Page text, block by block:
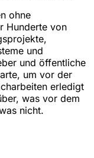
ohne
Hunderte von
und
und öffentliche
um vor der
erledigt
was vor dem
nicht.